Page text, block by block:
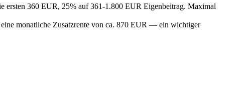
ersten 360 EUR, 25% auf 361-1.800 EUR Eigenbeitrag. Maximal
monatliche Zusatzrente von ca. 870 EUR — ein wichtiger